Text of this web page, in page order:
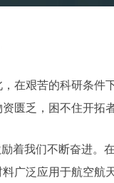
在艰苦的科研条件
匮乏，困不住开拓
着我们不断奋进。
广泛应用于航空航